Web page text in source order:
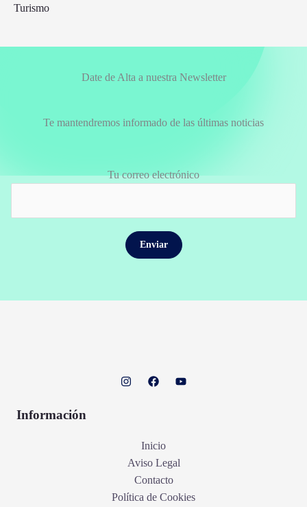
Turismo
Date de Alta a nuestra Newsletter
Te mantendremos informado de las últimas noticias
Tu correo electrónico
Información
Inicio
Aviso Legal
Contacto
Política de Cookies